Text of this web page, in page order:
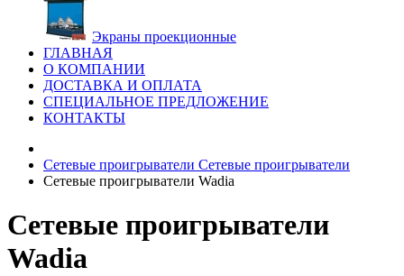
Экраны проекционные
ГЛАВНАЯ
О КОМПАНИИ
ДОСТАВКА И ОПЛАТА
СПЕЦИАЛЬНОЕ ПРЕДЛОЖЕНИЕ
КОНТАКТЫ
Сетевые проигрыватели Сетевые проигрыватели
Сетевые проигрыватели Wadia
Сетевые проигрыватели
Wadia